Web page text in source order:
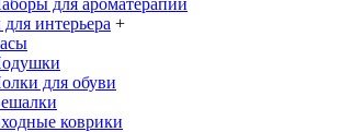
для ароматерапии
интерьера +
для обуви
коврики